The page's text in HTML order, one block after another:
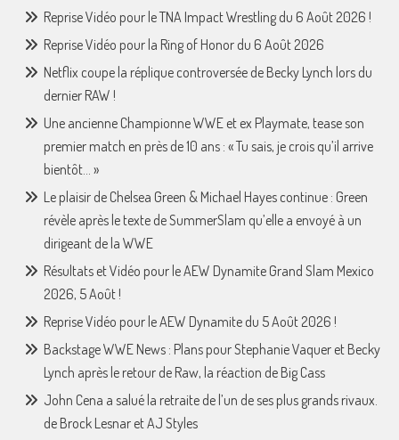
Reprise Vidéo pour le TNA Impact Wrestling du 6 Août 2026 !
Reprise Vidéo pour la Ring of Honor du 6 Août 2026
Netflix coupe la réplique controversée de Becky Lynch lors du
dernier RAW !
Une ancienne Championne WWE et ex Playmate, tease son
premier match en près de 10 ans : « Tu sais, je crois qu’il arrive
bientôt… »
Le plaisir de Chelsea Green & Michael Hayes continue : Green
révèle après le texte de SummerSlam qu’elle a envoyé à un
dirigeant de la WWE
Résultats et Vidéo pour le AEW Dynamite Grand Slam Mexico
2026, 5 Août !
Reprise Vidéo pour le AEW Dynamite du 5 Août 2026 !
Backstage WWE News : Plans pour Stephanie Vaquer et Becky
Lynch après le retour de Raw, la réaction de Big Cass
John Cena a salué la retraite de l’un de ses plus grands rivaux.
de Brock Lesnar et AJ Styles